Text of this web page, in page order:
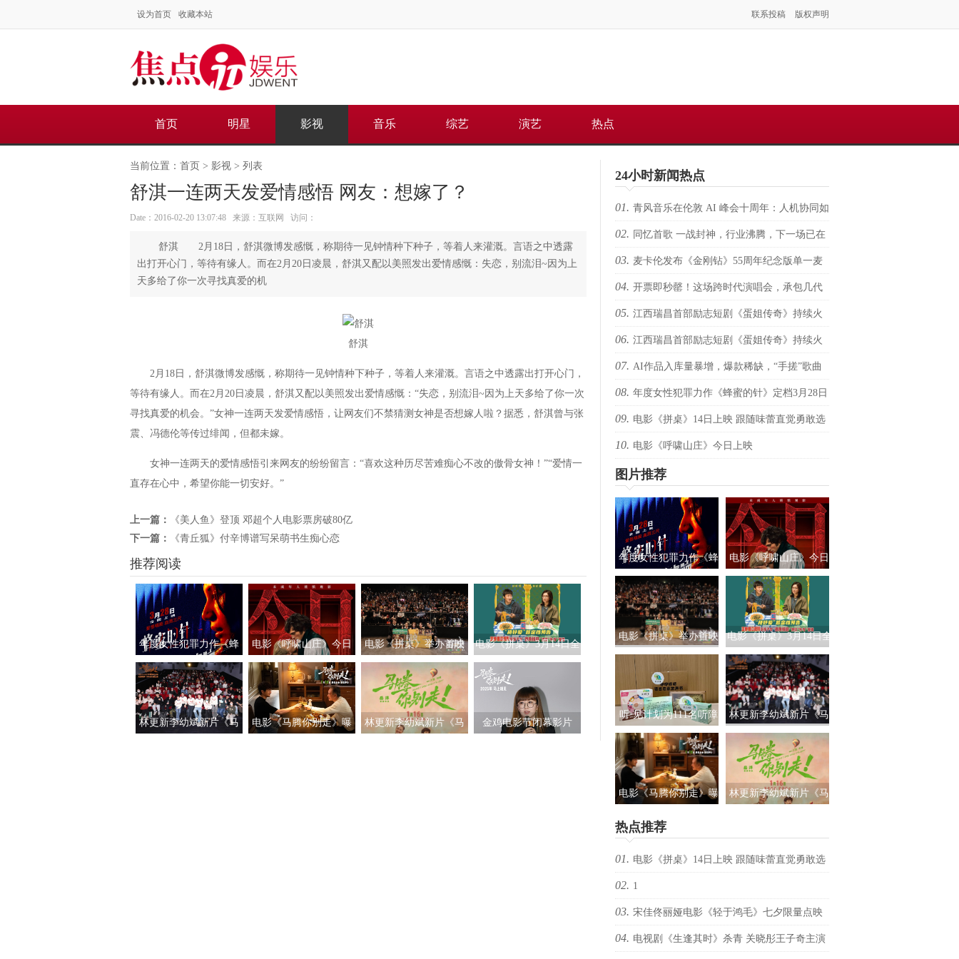
设为首页 收藏本站 联系投稿 版权声明
首页 明星 影视 音乐 综艺 演艺 热点
当前位置： 首页 > 影视 > 列表
舒淇一连两天发爱情感悟 网友：想嫁了？
Date：2016-02-20 13:07:48 来源：互联网 访问：
舒淇 2月18日，舒淇微博发感慨，称期待一见钟情种下种子，等着人来灌溉。言语之中透露
出打开心门，等待有缘人。而在2月20日凌晨，舒淇又配以美照发出爱情感慨：失恋，别流泪~因为上
天多给了你一次寻找真爱的机
舒淇
2月18日，舒淇微博发感慨，称期待一见钟情种下种子，等着人来灌溉。言语之中透露出打开心门，
等待有缘人。而在2月20日凌晨，舒淇又配以美照发出爱情感慨：“失恋，别流泪~因为上天多给了你一次
寻找真爱的机会。”女神一连两天发爱情感悟，让网友们不禁猜测女神是否想嫁人啦？据悉，舒淇曾与张
震、冯德伦等传过绯闻，但都未嫁。
女神一连两天的爱情感悟引来网友的纷纷留言：“喜欢这种历尽苦难痴心不改的傲骨女神！”“爱情一
直存在心中，希望你能一切安好。”
上一篇：
《美人鱼》登顶 邓超个人电影票房破80亿
下一篇：
《青丘狐》付辛博谱写呆萌书生痴心恋
推荐阅读
年度女性犯罪力作《蜂
蜜的针》定档3月28日
绝版影后阵容癫
电影《呼啸山庄》今日
上映
电影《拼桌》举办首映
礼及路演 白色情人节相
约搭子稳稳幸福
电影《拼桌》3月14日全
国上映 饭张力拉满独属
于老吃家的烟火浪漫
林更新李幼斌新片《马
电影《马腾你别走》曝
林更新李幼斌新片《马
金鸡电影节闭幕影片
24小时新闻热点
01. 青风音乐在伦敦 AI 峰会十周年：人机协同如
何重塑虚拟音乐 IP 全球化路径？
02. 同忆首歌 一战封神，行业沸腾，下一场已在
路上
03. 麦卡伦发布《金刚钻》55周年纪念版单一麦
芽苏格兰威士忌 致敬007银幕传奇，续写匠心与
电影的交融
04. 开票即秒罄！这场跨时代演唱会，承包几代
人的回忆
05. 江西瑞昌首部励志短剧《蛋姐传奇》持续火
爆！双平台数据刷新纪录，见证本土力量
06. 江西瑞昌首部励志短剧《蛋姐传奇》持续火
爆！双平台数据刷新纪录，见证本土力量
07. AI作品入库量暴增，爆款稀缺，“手搓”歌曲
还有优势吗？青风音乐 SXSW 圆桌实录
08. 年度女性犯罪力作《蜂蜜的针》定档3月28日
绝版影后阵容癫
09. 电影《拼桌》14日上映 跟随味蕾直觉勇敢选
择心之所向
10. 电影《呼啸山庄》今日上映
图片推荐
年度女性犯罪力作《蜂
蜜的针》定档3月28日
绝版影后阵容癫
电影《呼啸山庄》今日
上映
电影《拼桌》举办首映
礼及路演 白色情人节相
约搭子稳稳幸福
电影《拼桌》3月14日全
国上映 饭张力拉满独属
于老吃家的烟火浪漫
听·见计划为111名听障
儿童送上新年声音礼
包：让每一次表达都有
回响
林更新李幼斌新片《马
腾你别走》首映礼 笑泪
齐飞获全龄段共鸣好评
电影《马腾你别走》曝
新李幼斌组团勇闯人
生“新地图”
林更新李幼斌新片《马
热点推荐
01. 电影《拼桌》14日上映 跟随味蕾直觉勇敢选
择心之所向
02. 1
03. 宋佳佟丽娅电影《轻于鸿毛》七夕限量点映
04. 电视剧《生逢其时》杀青 关晓彤王子奇主演